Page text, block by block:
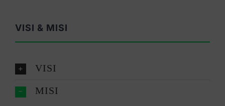
VISI & MISI
VISI
MISI